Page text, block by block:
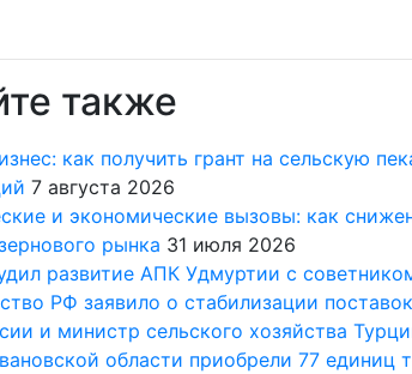
также
как получить грант на сельскую
7 августа 2026
и экономические вызовы: как
рынка 31 июля 2026
развитие АПК Удмуртии с
РФ заявило о стабилизации
и министр сельского хозяйства
области приобрели 77 единиц